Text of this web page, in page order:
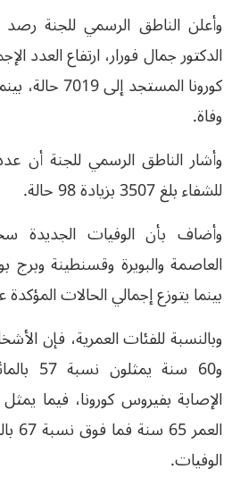
وأعلن الناطق الرسمي للجنة رصد
الدكتور جمال فورار، ارتفاع العدد
وفاة.
وأشار الناطق الرسمي للجنة أن
للشفاء بلغ 3507 بزيادة 98 حالة.
وأضاف بأن الوفيات الجديدة
العاصمة والبويرة وقسنطينة وبرج
بينما يتوزع إجمالي الحالات المؤكدة عبر 48
و60
الإصابة بفيروس كورونا، فيما
الوفيات.